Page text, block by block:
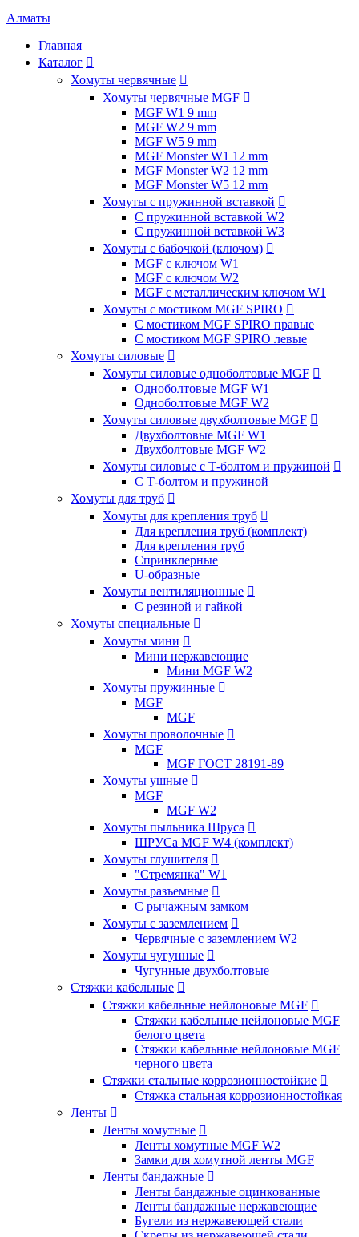
Алматы
Главная
Каталог 
Хомуты червячные 
Хомуты червячные MGF 
MGF W1 9 mm
MGF W2 9 mm
MGF W5 9 mm
MGF Monster W1 12 mm
MGF Monster W2 12 mm
MGF Monster W5 12 mm
Хомуты с пружинной вставкой 
С пружинной вставкой W2
С пружинной вставкой W3
Хомуты с бабочкой (ключом) 
MGF с ключом W1
MGF с ключом W2
MGF с металлическим ключом W1
Хомуты с мостиком MGF SPIRO 
С мостиком MGF SPIRO правые
С мостиком MGF SPIRO левые
Хомуты силовые 
Хомуты силовые одноболтовые MGF 
Одноболтовые MGF W1
Одноболтовые MGF W2
Хомуты силовые двухболтовые MGF 
Двухболтовые MGF W1
Двухболтовые MGF W2
Хомуты силовые с Т-болтом и пружиной 
С Т-болтом и пружиной
Хомуты для труб 
Хомуты для крепления труб 
Для крепления труб (комплект)
Для крепления труб
Спринклерные
U-образные
Хомуты вентиляционные 
С резиной и гайкой
Хомуты специальные 
Хомуты мини 
Мини нержавеющие
Мини MGF W2
Хомуты пружинные 
MGF
MGF
Хомуты проволочные 
MGF
MGF ГОСТ 28191-89
Хомуты ушные 
MGF
MGF W2
Хомуты пыльника Шруса 
ШРУСа MGF W4 (комплект)
Хомуты глушителя 
"Стремянка" W1
Хомуты разъемные 
С рычажным замком
Хомуты с заземлением 
Червячные с заземлением W2
Хомуты чугунные 
Чугунные двухболтовые
Стяжки кабельные 
Стяжки кабельные нейлоновые MGF 
Стяжки кабельные нейлоновые MGF
белого цвета
Стяжки кабельные нейлоновые MGF
черного цвета
Стяжки стальные коррозионностойкие 
Стяжка стальная коррозионностойкая
Ленты 
Ленты хомутные 
Ленты хомутные MGF W2
Замки для хомутной ленты MGF
Ленты бандажные 
Ленты бандажные оцинкованные
Ленты бандажные нержавеющие
Бугели из нержавеющей стали